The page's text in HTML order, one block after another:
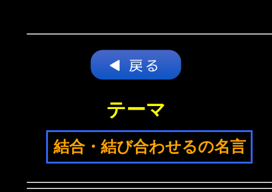
テーマ
結合・結び合わせるの名言